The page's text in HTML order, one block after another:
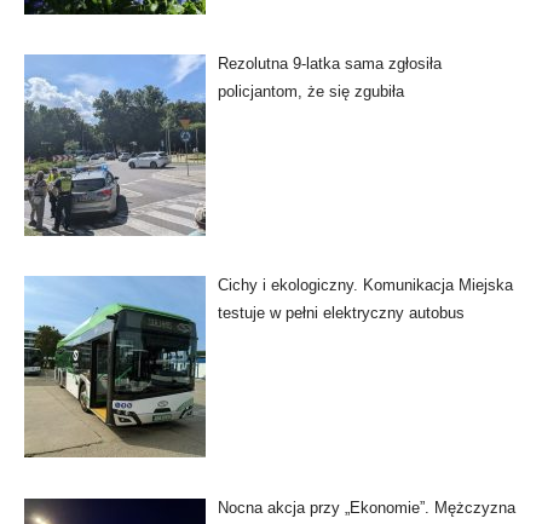
Rezolutna 9-latka sama zgłosiła
policjantom, że się zgubiła
Cichy i ekologiczny. Komunikacja Miejska
testuje w pełni elektryczny autobus
Nocna akcja przy „Ekonomie”. Mężczyzna